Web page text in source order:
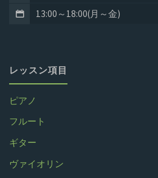
13:00～18:00(月～金)
レッスン項目
ピアノ
フルート
ギター
ヴァイオリン